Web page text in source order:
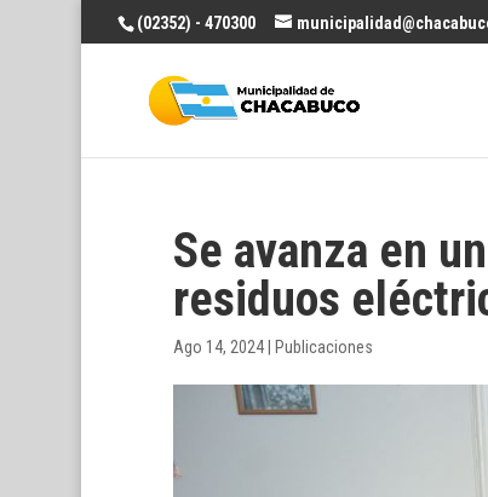
(02352) - 470300
Se avanza en
residuos
Ago 14, 2024| Publicaciones